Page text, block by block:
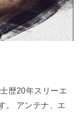
歴20年スリーエ
。 アンテナ、エ